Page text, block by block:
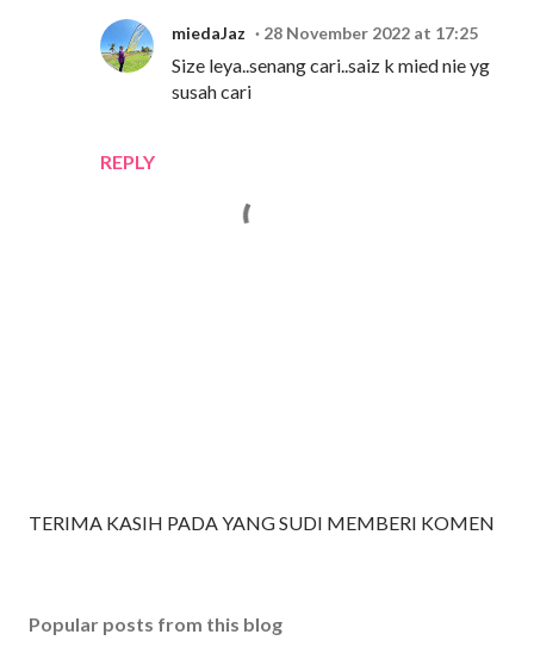
REPLY
miedaJaz 28 November 2022 at 17:25
Size leya..senang cari..saiz k mied nie yg
susah cari
P
a
TERIMA KASIH PADA YANG SUDI MEMBERI KOMEN
Popular posts from this blog